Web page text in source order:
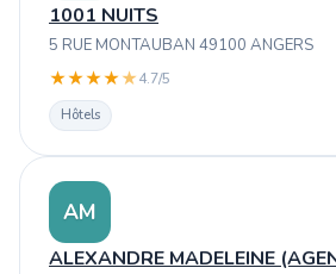
1001 NUITS
5 RUE MONTAUBAN 49100 ANGERS
★★★★★4.7/5
Hôtels
AM
ALEXANDRE MADELEINE